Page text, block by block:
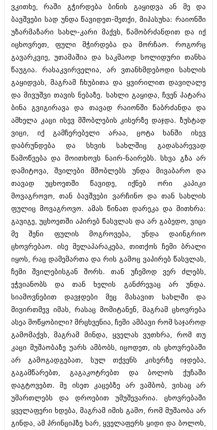
არქივი
აგვისტო 2018 (162)
ივლისი 2018 (223)
ივნისი 2018 (244)
მაისი 2018 (211)
აპრილი 2018 (194)
თებერვალი 2018 (208)
იანვარი 2018 (215)
დეკემბერი 2017 (243)
ნოემბერი 2017 (212)
ოქტომბერი 2017 (231)
სექტემბერი 2017 (261)
აგვისტო 2017 (212)
ივლისი 2017 (233)
ივნისი 2017 (265)
მაისი 2017 (216)
აპრილი 2017 (220)
მარტი 2017 (212)
იანვარი 2017 (246)
დეკემბერი 2016 (207)
ნოემბერი 2016 (207)
ოქტომბერი 2016 (257)
სექტემბერი 2016 (224)
აგვისტო 2016 (258)
ივლისი 2016 (211)
ივნისი 2016 (221)
მაისი 2016 (261)
აპრილი 2016 (215)
მარტი 2016 (200)
თებერვალი 2016 (250)
დეკემბერი 2015 (207)
ნოემბერი 2015 (264)
ოქტომბერი 2015 (204)
სექტემბერი 2015 (215)
აგვისტო 2015 (286)
ივლისი 2015 (173)
ივნისი 2015 (261)
მაისი 2015 (194)
აპრილი 2015 (208)
მარტი 2015 (365)
სექტემბერი 2020 (204)
აგვისტო 2020 (249)
ივლისი 2020 (204)
ივნისი 2020 (249)
არქივის ზომის ნახვა
ვკითხე, რაში გჭირდება ბინის გაყიდვა ან მე და
ბავშვები სად უნდა წავიდეთ-მეთქი, მიპასუხა: რაიონში
უზარმაზარი სახლ-კარი მაქვს, წამობრძანდით და იქ
იცხოვრეთ, ფული მჭირდება და მორჩაო. როგორც
გავარკვიე, უთამაშია და საკმაოდ სოლიდური თანხა
წაუგია. რასაკვირველია, არ ვთანხმდებოდი სახლის
გაყიდვას, მაგრამ ჩხუბითა და ყვირილით დავიღალე
და მივუშვი თავის ნებაზე. სახლი გაყიდა, ჩვენ პატარა
ბინა გვიგირავა და თავად რაიონში წაბრძანდა და
ამხელა კაცი ისევ მშობლების კისერზე დაჯდა. ზუსტად
ვიცი, იქ გამჩერებელი არაა, ცოტა ხანში ისევ
დაბრუნდება და სხვის სახლშიც გადასარევად
წამოწვება და მოითხოვს ნაირ-ნაირებს. სხვა გზა არ
დამიტოვა, შვილები მშობლებს უნდა მივაბარო და
თავად უცხოეთში წავიდე, იქნებ ორი კაპიკი
მოვაგროვო, თან ბავშვები ვარჩინო და თან სახლის
ფულიც მოვაგროვო. ამას წინათ დარეკა და მითხრა:
გავიგე, უცხოეთში აპირებ წასვლას და არ გაბედო, ვიცი
მე შენი ფულის მოგროვება, უნდა დაინგრიო
ცხოვრებაო. ისე მელაპარაკება, თითქოს ჩემი ბრალი
იყოს, რაც დამემართა და რის გამოც ვაპირებ წასვლას,
ჩემი შვილებისგან შორს. თან უჩემოდ ვერ ძლებს,
ეჭვიანობს და თან ხელის განძრევაც არ უნდა.
სიამოვნებით დავჯდები მეც მასავით სახლში და
მივირთმევ იმას, რასაც მომიტანენ, მაგრამ ცხოვრება
ასეა მოწყობილი? მრცხვენია, ჩემი ამბავი რომ საჯაროდ
გამომაქვს, მაგრამ მინდა, ყველას ვუთხრა, რომ თუ
კაცი მუშაობაზე უარს ამბობს, იცოდეთ, ის ცხოვრებაში
არ გამოგადგებათ, სულ თქვენს კისერზე იჯდება,
გაგამწარებთ, გაგაკოტრებთ და ბოლოს ქუჩაში
დაგტოვებთ. მე ისეთ კაცებზე არ ვამბობ, ვისაც არ
უმართლებს და დროებით უმუშევარია. ცხოვრებაში
ყველაფერი ხდება, მაგრამ იმის გამო, რომ მუშაობა არ
გინდა, ამ პრინციპზე ხარ, ყველაფერს ყიდი და ბოლოს,